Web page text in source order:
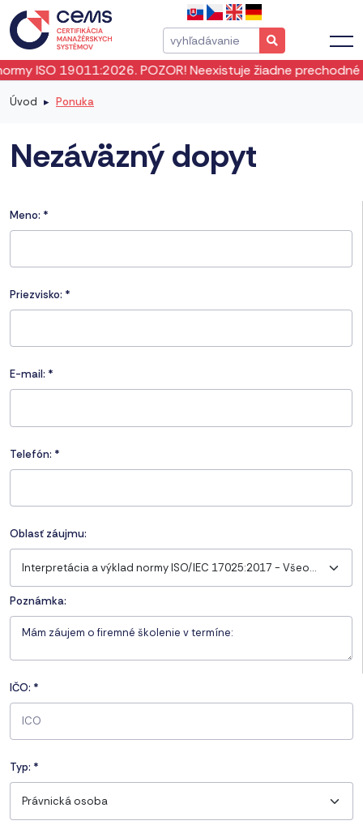
19011:2026. POZOR! Neexistuje žiadne prechodné
Úvod Ponuka
Nezáväzný dopyt
Meno: *
Priezvisko: *
E-mail: *
Telefón: *
Oblasť záujmu:
Interpretácia a výklad normy ISO/IEC 17025:2017 - Všeobecné požiadavky na kompetentnosť skúšobných a kalibračných laboratórií
Poznámka:
IČO: *
Typ: *
Právnická osoba